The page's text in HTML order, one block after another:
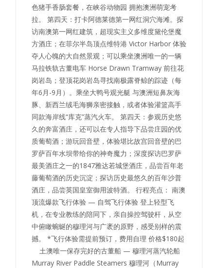
色猪手香肠套餐，在峡谷动物园 拥抱澳洲萌宠考
拉。 第四天：打卡阿德莱德第一网红洞穴海滩。探
访南澳第一网红建筑，超现实主义多维度黛伦堡魔
方酒庄；在菲尔半岛顶点维特港 Victor Harbor 体验
夺人心魄的大自然景观；可以乘坐澳洲唯一的一辆
马拉铁轨古董电车 Horse Drawn Tramway 前往花
岗岩岛；登顶花岗岩岛寻找南极露脊鲸的踪迹（每
年6月-9月）。乘坐大鸭号观光艇 与澳洲短鼻灰海
豚、新西兰绒毛海狮亲密接触，或者体验灌篮高手
同款海岸线“库克”蒸汽火车。 第四天：参观历史悠
久的奔富酒庄，还可以在专人指导下品尝庄园的优
质葡萄酒；游玩回音壁，体验堪比故宫回音壁的巴
罗萨百年水坝带给你的神奇魔力；深度探访巴罗萨
最美酒庄之一的1847雅达若城堡酒庄，品尝百年老
藤葡萄酒的历史沉淀；探访历史最悠久的百年沙普
酒庄，品尝英国皇室御用波特酒。 行程亮点： 南澳
顶流爆款飞行体验 — 自驾飞行体验 登上轻型飞
机，在专业教练的陪同下，亲自操控驾驶杆，从空
中俯瞰蜿蜒的穆理河与广袤的原野，感受别样的震
撼。 *飞行体验需提前预订，费用自理 价格$180起
土澳唯一保存完好的古董船 — 穆理河蒸汽轮船
Murray River Paddle Steamers 穆理河（Murray